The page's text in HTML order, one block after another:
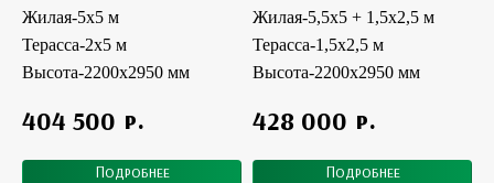
Жилая-5х5 м
Терасса-2x5 м
Высота-2200х2950 мм
404 500 р.
Подробнее
Жилая-5,5х5 + 1,5x2,5 м
Терасса-1,5x2,5 м
Высота-2200х2950 мм
428 000 р.
Подробнее